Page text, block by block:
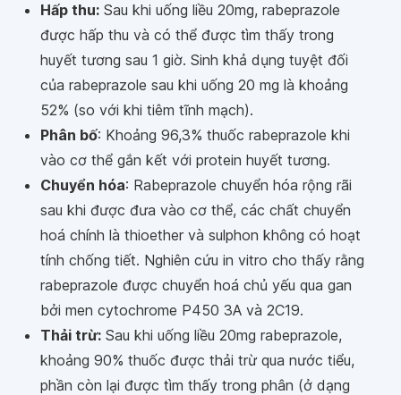
Hấp thu: Sau khi uống liều 20mg, rabeprazole
được hấp thu và có thể được tìm thấy trong
huyết tương sau 1 giờ. Sinh khả dụng tuyệt đối
của rabeprazole sau khi uống 20 mg là khoảng
52% (so với khi tiêm tĩnh mạch).
Phân bố: Khoảng 96,3% thuốc rabeprazole khi
vào cơ thể gắn kết với protein huyết tương.
Chuyển hóa: Rabeprazole chuyển hóa rộng rãi
sau khi được đưa vào cơ thể, các chất chuyển
hoá chính là thioether và sulphon không có hoạt
tính chống tiết. Nghiên cứu in vitro cho thấy rằng
rabeprazole được chuyển hoá chủ yếu qua gan
bởi men cytochrome P450 3A và 2C19.
Thải trừ: Sau khi uống liều 20mg rabeprazole,
khoảng 90% thuốc được thải trừ qua nước tiểu,
phần còn lại được tìm thấy trong phân (ở dạng